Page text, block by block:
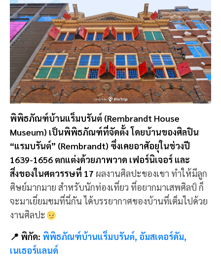
พิพิธภัณฑ์บ้านแร็มบรันต์ (Rembrandt House
“แรมบรันต์” (Rembrandt) ซึ่งเคยอาศัอยุในช่วงปี
1639-1656 ตกแต่งด้วยภาพวาด เฟอร์นิเจอร์ และ
สิ่งของในศตวรรษที่ 17ผลงานศิลปะของเขา ทำให้มีลูก
ศิษย์มากมาย สำหรับนักท่องเที่ยว ที่อยากมาเสพศิลป์ ก็
จะมาเยี่ยมชมที่นี่กัน ได้บรรยากาศของบ้านที่เต็มไปด้วย
งานศิลปะ
📍 พิกัด:พิพิธภัณฑ์บ้านแร็มบรันต์, อัมสเตอร์ดัม,